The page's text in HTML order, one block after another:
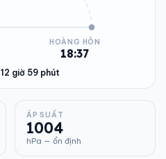
HOÀNG HÔN
18:37
12 giờ 59 phút
ÁP SUẤT
1004
hPa — ổn định